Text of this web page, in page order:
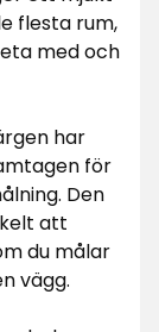
flesta rum,
med och
har
för
Den
att
du målar
vägg.